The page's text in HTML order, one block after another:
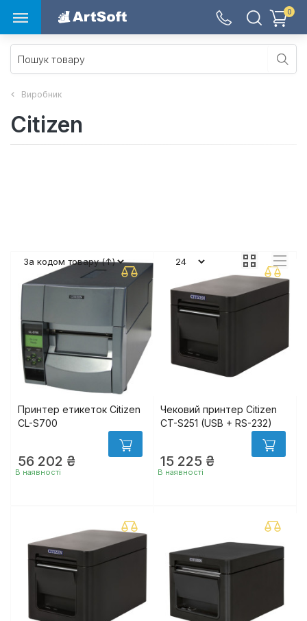
0
Виробник
Citizen
Принтер етикеток Citizen
CL-S700
56 202 ₴
В наявності
Чековий принтер Citizen
CT-S251 (USB + RS-232)
15 225 ₴
В наявності